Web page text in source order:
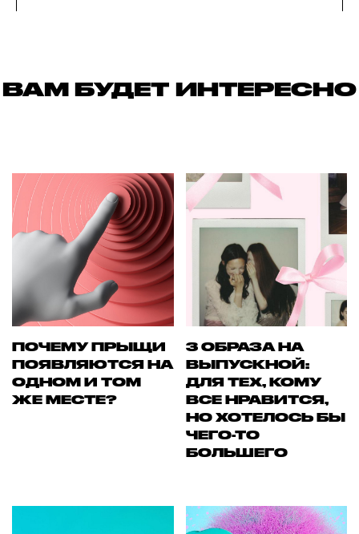
ВАМ БУДЕТ ИНТЕРЕСНО
ПОЧЕМУ ПРЫЩИ
ПОЯВЛЯЮТСЯ НА
ОДНОМ И ТОМ
ЖЕ МЕСТЕ?
3 ОБРАЗА НА
ВЫПУСКНОЙ:
ДЛЯ ТЕХ, КОМУ
ВСЕ НРАВИТСЯ,
НО ХОТЕЛОСЬ БЫ
ЧЕГО-ТО
БОЛЬШЕГО